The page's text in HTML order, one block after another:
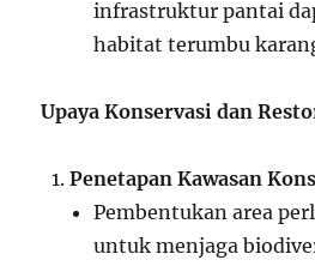
infrastruktur pantai
habitat terumbu
Upaya Konservasi dan
Penetapan Kawasan
Pembentukan area
untuk menjaga